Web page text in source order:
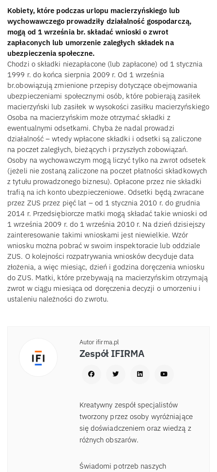
Kobiety, które podczas urlopu macierzyńskiego lub
wychowawczego prowadziły działalność gospodarczą,
mogą od 1 września br. składać wnioski o zwrot
zapłaconych lub umorzenie zaległych składek na
ubezpieczenia społeczne.
Chodzi o składki niezapłacone (lub zapłacone) od 1 stycznia
1999 r. do końca sierpnia 2009 r. Od 1 września
br.obowiązują zmienione przepisy dotyczące obejmowania
ubezpieczeniami społecznymi osób, które pobierają zasiłek
macierzyński lub zasiłek w wysokości zasiłku macierzyńskiego
Osoba na macierzyńskim może otrzymać składki z
ewentualnymi odsetkami. Chyba że nadal prowadzi
działalność – wtedy wpłacone składki i odsetki są zaliczone
na poczet zaległych, bieżących i przyszłych zobowiązań.
Osoby na wychowawczym mogą liczyć tylko na zwrot odsetek
(jeżeli nie zostaną zaliczone na poczet płatności składkowych
z tytułu prowadzonego biznesu). Opłacone przez nie składki
trafią na ich konto ubezpieczeniowe. Odsetki będą zwracane
przez ZUS przez pięć lat – od 1 stycznia 2010 r. do grudnia
2014 r. Przedsiębiorcze matki mogą składać takie wnioski od
1 września 2009 r. do 1 września 2010 r. Na dzień dzisiejszy
zainteresowanie takimi wnioskami jest niewielkie. Wzór
wniosku można pobrać w swoim inspektoracie lub oddziale
ZUS. O kolejności rozpatrywania wniosków decyduje data
złożenia, a więc miesiąc, dzień i godzina doręczenia wniosku
do ZUS. Matki, które przebywają na macierzyńskim otrzymają
zwrot w ciągu miesiąca od doręczenia decyzji o umorzeniu i
ustaleniu należności do zwrotu.
Autor ifirma.pl
Zespół IFIRMA
Kreatywny zespół specjalistów
tworzony przez osoby wyróżniające
się doświadczeniem oraz wiedzą z
różnych obszarów.
Świadomi potrzeb naszych